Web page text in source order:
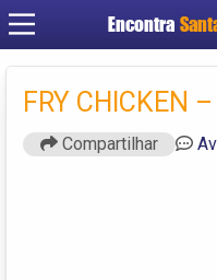
Encontra
FRY CHICKEN
Compartilhar